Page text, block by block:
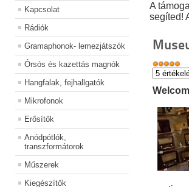
Kapcsolat
Rádiók
Gramaphonok- lemezjátszók
Órsós és kazettás magnók
Hangfalak, fejhallgatók
Mikrofonok
Erősítők
Anódpótlók,
transzformátorok
Műszerek
Kiegészítők
A
segíted!